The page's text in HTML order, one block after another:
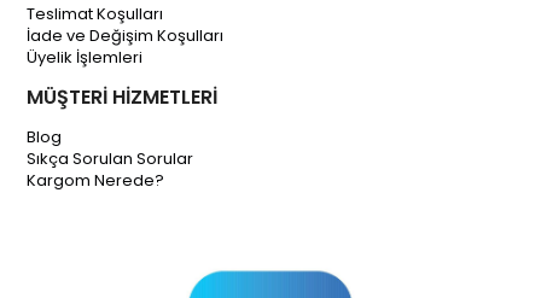
Teslimat Koşulları
İade ve Değişim Koşulları
Üyelik İşlemleri
MÜŞTERİ HİZMETLERİ
Blog
Sıkça Sorulan Sorular
Kargom Nerede?